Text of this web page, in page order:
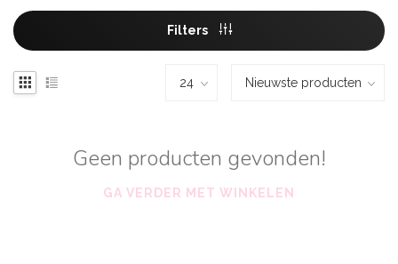
Filters
Geen producten gevonden!
GA VERDER MET WINKELEN